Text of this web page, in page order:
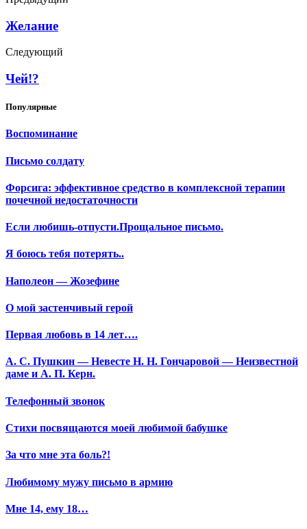
Желание
Следующий
Чей!?
Популярные
Воспоминание
Письмо солдату
Форсига: эффективное средство в комплексной терапии
почечной недостаточности
Если любишь-отпусти.Прощальное письмо.
Я боюсь тебя потерять..
Наполеон — Жозефине
О мой застенчивый герой
Первая любовь в 14 лет….
А. С. Пушкин — Невесте Н. Н. Гончаровой — Неизвестной
даме и А. П. Керн.
Телефонный звонок
Стихи посвящаются моей любимой бабушке
За что мне эта боль?!
Любимому мужу письмо в армию
Мне 14, ему 18…